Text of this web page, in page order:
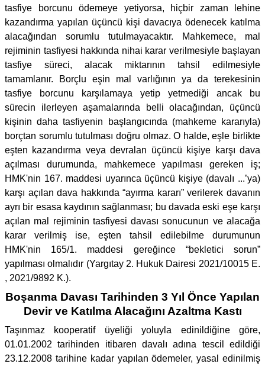
tasfiye borcunu ödemeye yetiyorsa, hiçbir zaman lehine
kazandırma yapılan üçüncü kişi davacıya ödenecek katılma
alacağından sorumlu tutulmayacaktır. Mahkemece, mal
rejiminin tasfiyesi hakkında nihai karar verilmesiyle başlayan
tasfiye süreci, alacak miktarının tahsil edilmesiyle
tamamlanır. Borçlu eşin mal varlığının ya da terekesinin
tasfiye borcunu karşılamaya yetip yetmediği ancak bu
sürecin ilerleyen aşamalarında belli olacağından, üçüncü
kişinin daha tasfiyenin başlangıcında (mahkeme kararıyla)
borçtan sorumlu tutulması doğru olmaz. O halde, eşle birlikte
eşten kazandırma veya devralan üçüncü kişiye karşı dava
açılması durumunda, mahkemece yapılması gereken iş;
HMK'nin 167. maddesi uyarınca üçüncü kişiye (davalı ...’ya)
karşı açılan dava hakkında “ayırma kararı” verilerek davanın
ayrı bir esasa kaydının sağlanması; bu davada eski eşe karşı
açılan mal rejiminin tasfiyesi davası sonucunun ve alacağa
karar verilmiş ise, eşten tahsil edilebilme durumunun
HMK'nin 165/1. maddesi gereğince “bekletici sorun”
yapılması olmalıdır (Yargıtay 2. Hukuk Dairesi 2021/10015 E.
, 2021/9892 K.).
Boşanma Davası Tarihinden 3 Yıl Önce Yapılan
Devir ve Katılma Alacağını Azaltma Kastı
Taşınmaz kooperatif üyeliği yoluyla edinildiğine göre,
01.01.2002 tarihinden itibaren davalı adına tescil edildiği
23.12.2008 tarihine kadar yapılan ödemeler, yasal edinilmiş